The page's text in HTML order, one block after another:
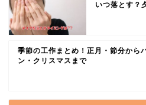
いつ落とす？
季節の工作まとめ！正月・節分から
ン・クリスマスまで